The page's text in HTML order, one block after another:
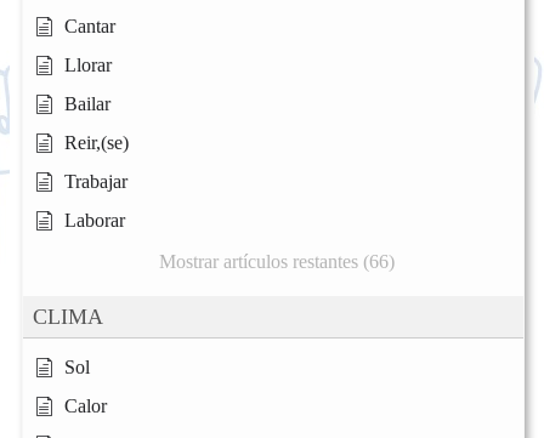
Cantar
Llorar
Bailar
Reir,(se)
Trabajar
Laborar
Mostrar artículos restantes (66)
CLIMA
Sol
Calor